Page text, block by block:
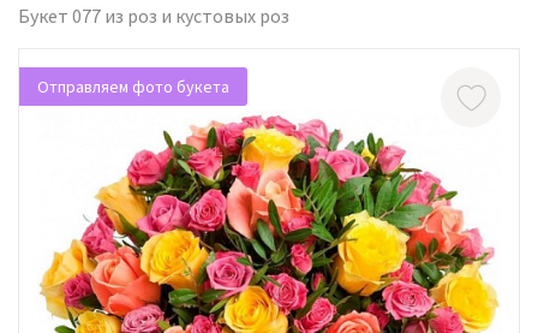
Букет 077 из роз и кустовых роз
Отправляем фото букета